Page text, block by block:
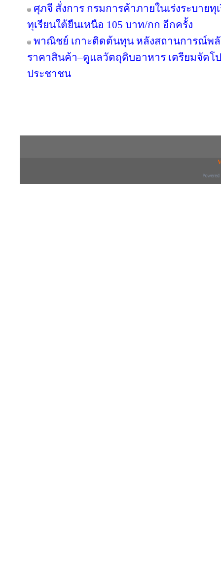
ศุภจี สั่งการ กรมการค้าภายในเร่งระบาย
ทุเรียนใต้ยืนเหนือ 105 บาท/กก อีกครั้ง
พาณิชย์ เกาะติดต้นทุน หลังสถานการณ์พ
ราคาสินค้า–ดูแลวัตถุดิบอาหาร เตรียมจัดโ
ประชาชน